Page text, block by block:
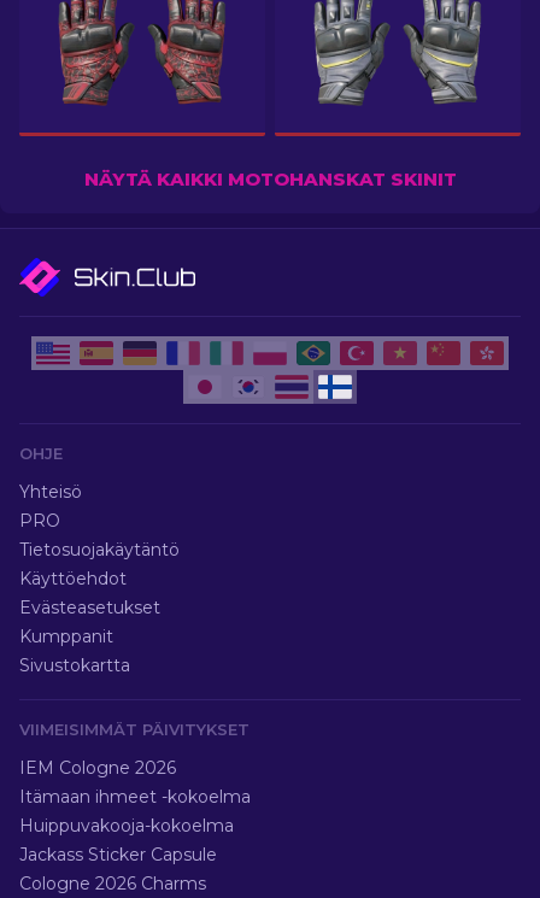
NÄYTÄ KAIKKI MOTOHANSKAT SKINIT
OHJE
Yhteisö
PRO
Tietosuojakäytäntö
Käyttöehdot
Evästeasetukset
Kumppanit
Sivustokartta
VIIMEISIMMÄT PÄIVITYKSET
IEM Cologne 2026
Itämaan ihmeet -kokoelma
Huippuvakooja-kokoelma
Jackass Sticker Capsule
Cologne 2026 Charms